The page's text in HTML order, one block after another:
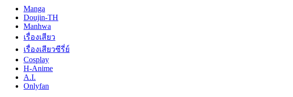
Manga
Doujin-TH
Manhwa
เรื่องเสียว
เรื่องเสียวซีรี่ย์
Cosplay
H-Anime
A.I.
Onlyfan